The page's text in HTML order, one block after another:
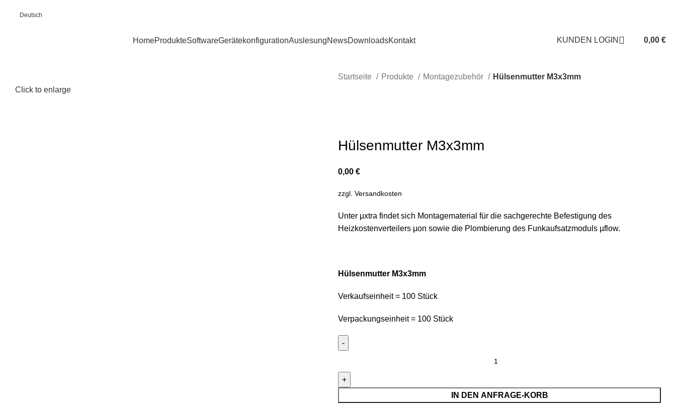
Deutsch
HomeProdukteSoftwareGerätekonfigurationAuslesungNewsDownloadsKontakt KUNDEN LOGIN 0,00 €
Click to enlarge
Startseite Produkte Montagezubehör Hülsenmutter M3x3mm
Hülsenmutter M3x3mm
0,00 €
zzgl. Versandkosten
Unter µxtra findet sich Montagematerial für die sachgerechte Befestigung des
Heizkostenverteilers µon sowie die Plombierung des Funkaufsatzmoduls µflow.
Hülsenmutter M3x3mm
Verkaufseinheit = 100 Stück
Verpackungseinheit = 100 Stück
Menge
IN DEN ANFRAGE-KORB